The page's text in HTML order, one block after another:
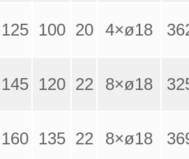
125 100 20 4×ø18
145 120 22 8×ø18
160 135 22 8×ø18